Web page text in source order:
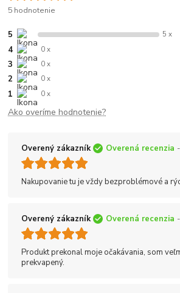
5 hodnotenie
5 5 x
4 0 x
3 0 x
2 0 x
1 0 x
Ako overíme hodnotenie?
Overený zákazník Overená recenzia
Nakupovanie tu je vždy bezproblémové a
Overený zákazník Overená recenzia
Produkt prekonal moje očakávania, som
prekvapený.